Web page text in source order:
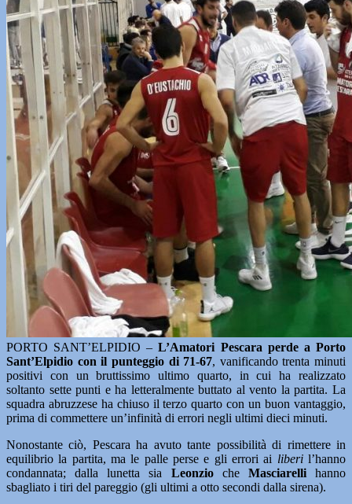
PORTO SANT’ELPIDIO –L’Amatori Pescara perde a Porto
Sant’Elpidio con il punteggio di 71-67, vanificando trenta minuti
positivi con un bruttissimo ultimo quarto, in cui ha realizzato
soltanto sette punti e ha letteralmente buttato al vento la partita. La
squadra abruzzese ha chiuso il terzo quarto con un buon vantaggio,
prima di commettere un’infinità di errori negli ultimi dieci minuti.
Nonostante ciò, Pescara ha avuto tante possibilità di rimettere in
equilibrio la partita, ma le palle perse e gli errori ai liberil’hanno
condannata; dalla lunetta sia Leonzio che Masciarellihanno
sbagliato i tiri del pareggio (gli ultimi a otto secondi dalla sirena).